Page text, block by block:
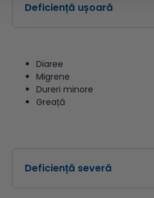
Deficiență ușoară
Diaree
Migrene
Dureri minore
Greață
Deficiență severă